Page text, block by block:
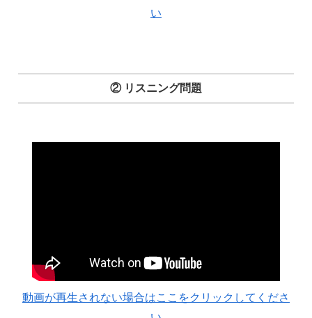
い
② リスニング問題
動画が再生されない場合はここをクリックしてくださ